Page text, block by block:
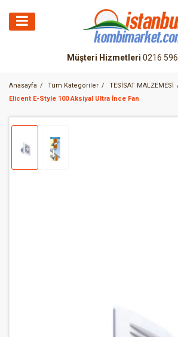
Müşteri Hizmetleri 0216
Anasayfa Tüm Kategoriler TESİSAT MALZEMESİ
Elicent E-Style 100 Aksiyal Ultra İnce Fan